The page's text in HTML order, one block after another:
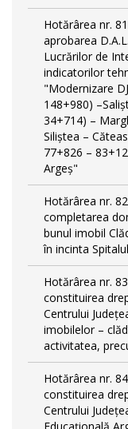
Hotărârea nr.
aprobarea
Lucrărilor de
indicatorilor
"Modernizare
148+980)
34+714) –
Siliștea –
77+826 –
Argeș"
Hotărârea nr.
completarea
bunul imobil
în incinta
Hotărârea nr.
constituirea
Centrului
imobilelor –
activitatea,
Hotărârea nr.
constituirea
Centrului